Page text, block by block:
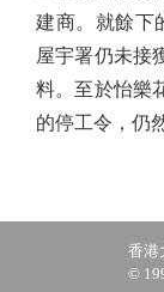
建商。就餘下
屋宇署仍未接
料。至於怡樂
的停工令，仍
香港
©